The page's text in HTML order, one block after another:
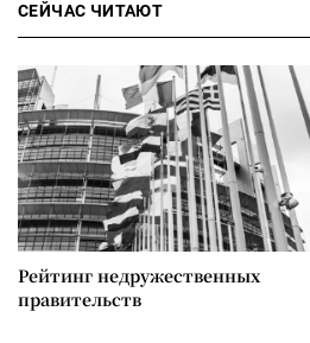
СЕЙЧАС ЧИТАЮТ
Рейтинг недружественных
правительств